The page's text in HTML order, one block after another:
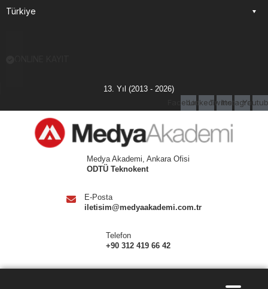
Türkiye
13. Yıl (2013 - 2026)
FacebookLinkedinTwitterInstagram
Medya Akademi, Ankara Ofisi
ODTÜ Teknokent
E-Posta
iletisim@medyaakademi.com.tr
Telefon
+90 312 419 66 42